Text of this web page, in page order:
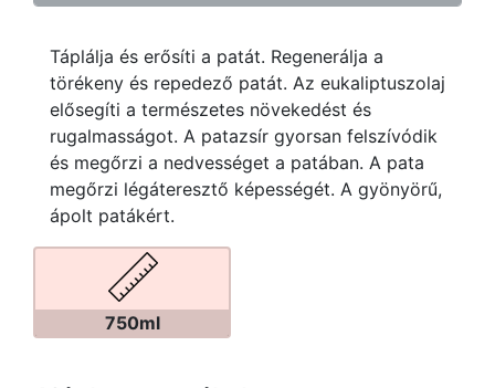
Táplálja és erősíti a patát. Regenerálja a
törékeny és repedező patát. Az eukaliptuszolaj
elősegíti a természetes növekedést és
rugalmasságot. A patazsír gyorsan felszívódik
és megőrzi a nedvességet a patában. A pata
megőrzi légáteresztő képességét. A gyönyörű,
ápolt patákért.
750ml